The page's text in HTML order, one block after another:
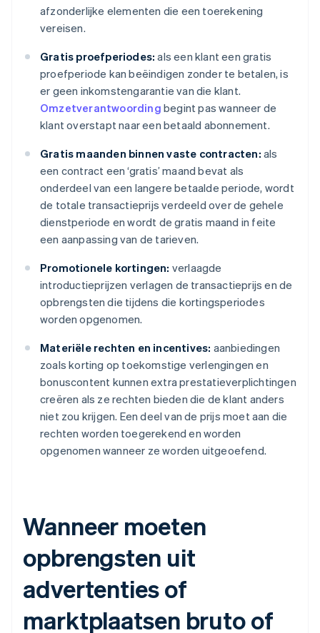
afzonderlijke elementen die een toerekening
vereisen.
Gratis proefperiodes: als een klant een gratis
proefperiode kan beëindigen zonder te betalen, is
er geen inkomstengarantie van die klant.
Omzetverantwoording begint pas wanneer de
klant overstapt naar een betaald abonnement.
Gratis maanden binnen vaste contracten: als
een contract een ‘gratis’ maand bevat als
onderdeel van een langere betaalde periode, wordt
de totale transactieprijs verdeeld over de gehele
dienstperiode en wordt de gratis maand in feite
een aanpassing van de tarieven.
Promotionele kortingen: verlaagde
introductieprijzen verlagen de transactieprijs en de
opbrengsten die tijdens die kortingsperiodes
worden opgenomen.
Materiële rechten en incentives: aanbiedingen
zoals korting op toekomstige verlengingen en
bonuscontent kunnen extra prestatieverplichtingen
creëren als ze rechten bieden die de klant anders
niet zou krijgen. Een deel van de prijs moet aan die
rechten worden toegerekend en worden
opgenomen wanneer ze worden uitgeoefend.
Wanneer moeten
opbrengsten uit
advertenties of
marktplaatsen bruto of